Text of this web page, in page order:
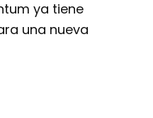
ya tiene
una nueva